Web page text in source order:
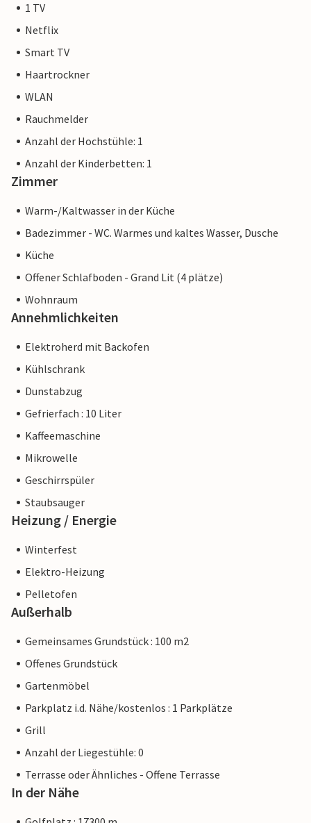
1 TV
Netflix
Smart TV
Haartrockner
WLAN
Rauchmelder
Anzahl der Hochstühle: 1
Anzahl der Kinderbetten: 1
Zimmer
Warm-/Kaltwasser in der Küche
Badezimmer - WC. Warmes und kaltes Wasser, Dusche
Küche
Offener Schlafboden - Grand Lit (4 plätze)
Wohnraum
Annehmlichkeiten
Elektroherd mit Backofen
Kühlschrank
Dunstabzug
Gefrierfach : 10 Liter
Kaffeemaschine
Mikrowelle
Geschirrspüler
Staubsauger
Heizung / Energie
Winterfest
Elektro-Heizung
Pelletofen
Außerhalb
Gemeinsames Grundstück : 100 m2
Offenes Grundstück
Gartenmöbel
Parkplatz i.d. Nähe/kostenlos : 1 Parkplätze
Grill
Anzahl der Liegestühle: 0
Terrasse oder Ähnliches - Offene Terrasse
In der Nähe